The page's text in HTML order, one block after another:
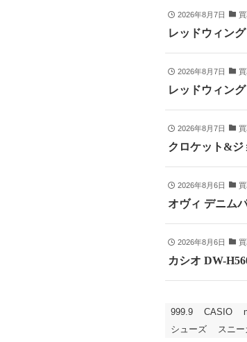
2026年8月7日
レッドウィング
2026年8月7日
レッドウィング
2026年8月7日
クロケット&ジ
2026年8月6日
オヴィ デニム
2026年8月6日
カシオ DW-
999.9 CASIO
シューズ
スニー